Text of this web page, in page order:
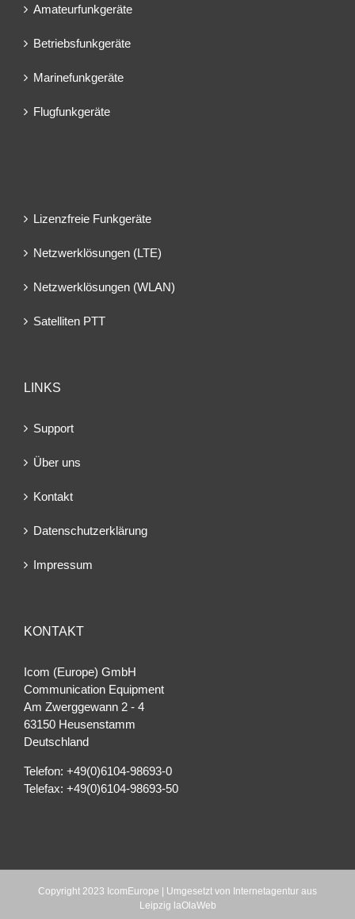
Amateurfunkgeräte
Betriebsfunkgeräte
Marinefunkgeräte
Flugfunkgeräte
Lizenzfreie Funkgeräte
Netzwerklösungen (LTE)
Netzwerklösungen (WLAN)
Satelliten PTT
LINKS
Support
Über uns
Kontakt
Datenschutzerklärung
Impressum
KONTAKT
Icom (Europe) GmbH
Communication Equipment
Am Zwerggewann 2 ‐ 4
63150 Heusenstamm
Deutschland
Telefon: +49(0)6104-98693-0
Telefax: +49(0)6104-98693-50
Copyright 2023 IcomEurope | Umgesetzt von Internetagentur aus
Leipzig laOlaWeb